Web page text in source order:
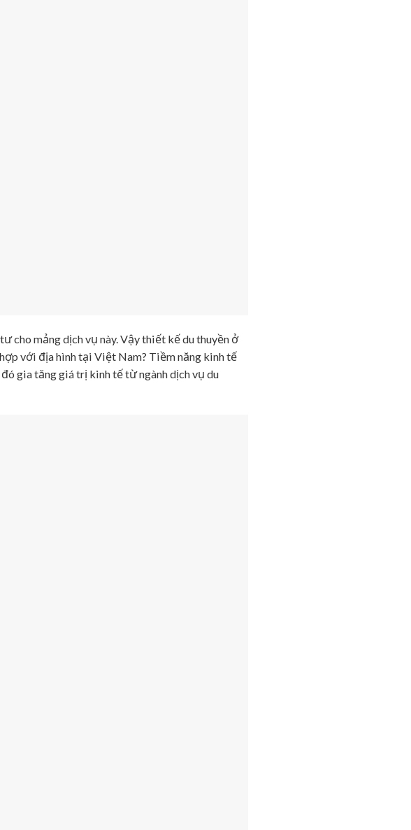
cho mảng dịch vụ này. Vậy thiết kế du thuyền ở
với địa hình tại Việt Nam? Tiềm năng kinh tế
gia tăng giá trị kinh tế từ ngành dịch vụ du